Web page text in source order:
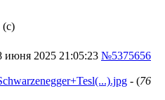
июня 2025 21:05:23 №5375656
- (76